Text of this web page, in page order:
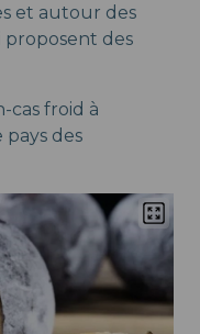
et autour des
proposent des
cas froid à
des